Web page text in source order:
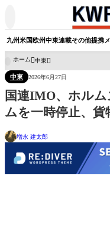
九州米国欧州中東連載その他提携
ホーム 中東
中東 2026年6月27日
国連IMO、ホル
ムを一時停止、貨
増永 建太郎